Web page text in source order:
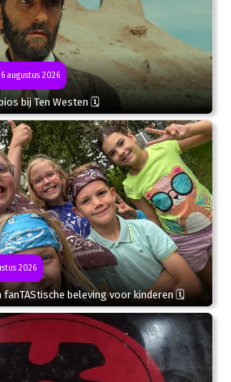
augustus 2026
bij Ten Westen 🗓
2026
fanTAStische beleving voor kinderen 🗓